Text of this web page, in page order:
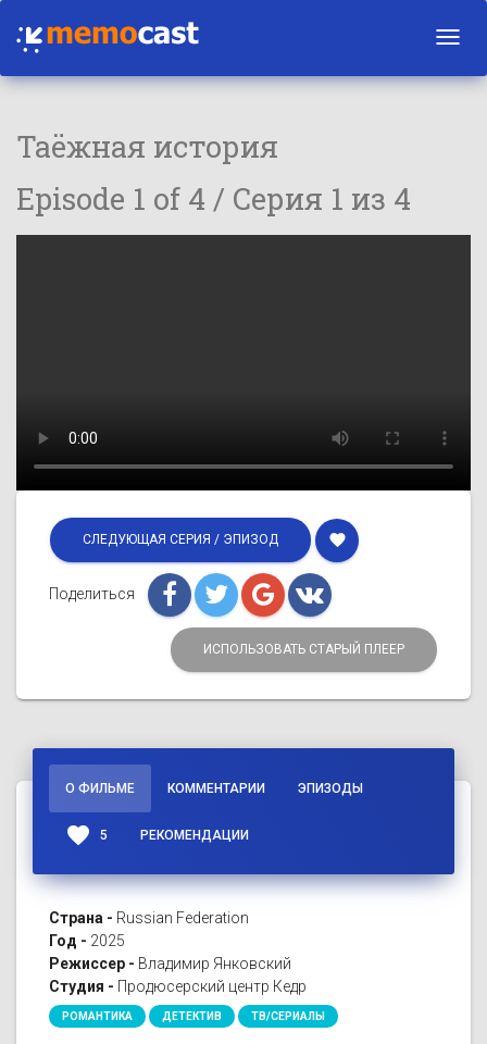
Таёжная история
Episode 1 of 4 / Серия 1 из 4
СЛЕДУЮЩАЯ СЕРИЯ / ЭПИЗОД favorite
Поделиться
ИСПОЛЬЗОВАТЬ СТАРЫЙ ПЛЕЕР
О ФИЛЬМЕ КОММЕНТАРИИ ЭПИЗОДЫ
favorite 5 РЕКОМЕНДАЦИИ
Страна - Russian Federation
Год - 2025
Режиссер - Владимир Янковский
Студия - Продюсерский центр Кедр
РОМАНТИКА ДЕТЕКТИВ ТВ/СЕРИАЛЫ